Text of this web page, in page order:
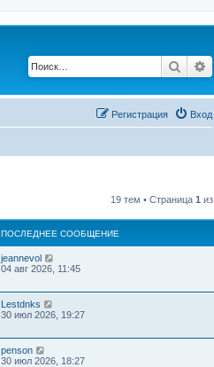
Поиск
Вход
Регистрация
19 тем • Страница 1 из
ПОСЛЕДНЕЕ СООБЩЕНИЕ
jeannevol
04 авг 2026, 11:45
Lestdnks
30 июл 2026, 19:27
penson
30 июл 2026, 18:27